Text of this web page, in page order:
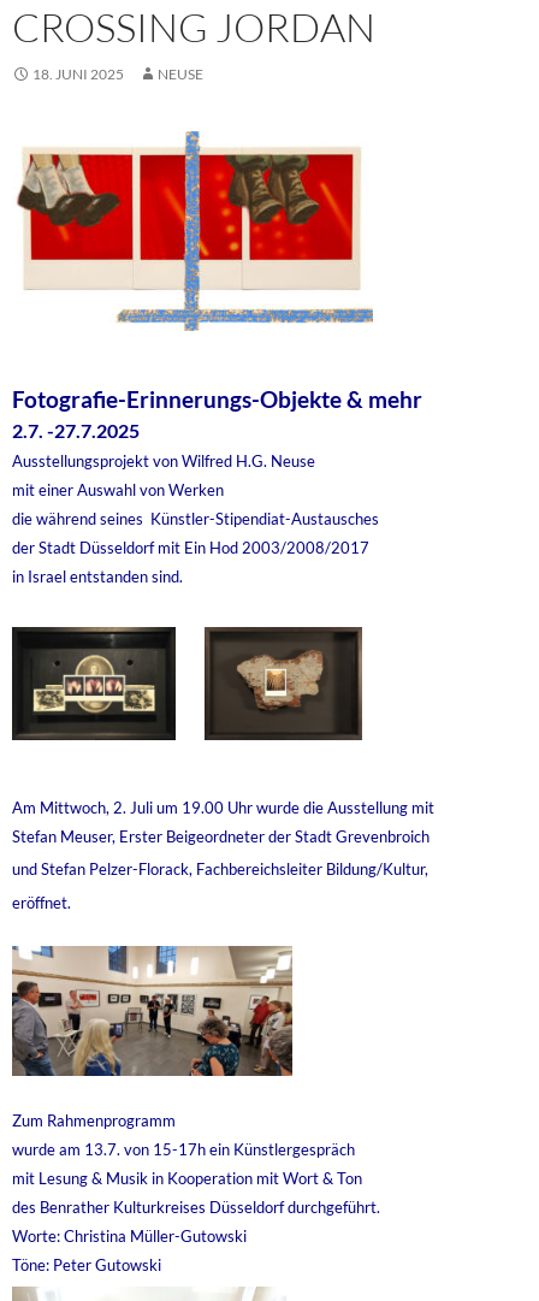
CROSSING JORDAN
18. JUNI 2025 NEUSE
Fotografie-Erinnerungs-Objekte & mehr
2.7. -27.7.2025
Ausstellungsprojekt von Wilfred H.G. Neuse
mit einer Auswahl von Werken
die während seines Künstler-Stipendiat-Austausches
der Stadt Düsseldorf mit Ein Hod 2003/2008/2017
in Israel entstanden sind.
Am Mittwoch, 2. Juli um 19.00 Uhr wurde die Ausstellung mit
Stefan Meuser, Erster Beigeordneter der Stadt Grevenbroich
undStefan Pelzer-Florack, Fachbereichsleiter Bildung/Kultur,
eröffnet.
Zum Rahmenprogramm
wurde am 13.7. von 15-17h ein Künstlergespräch
mit Lesung & Musik in Kooperation mit Wort & Ton
des Benrather Kulturkreises Düsseldorf durchgeführt.
Worte: Christina Müller-Gutowski
Töne: Peter Gutowski